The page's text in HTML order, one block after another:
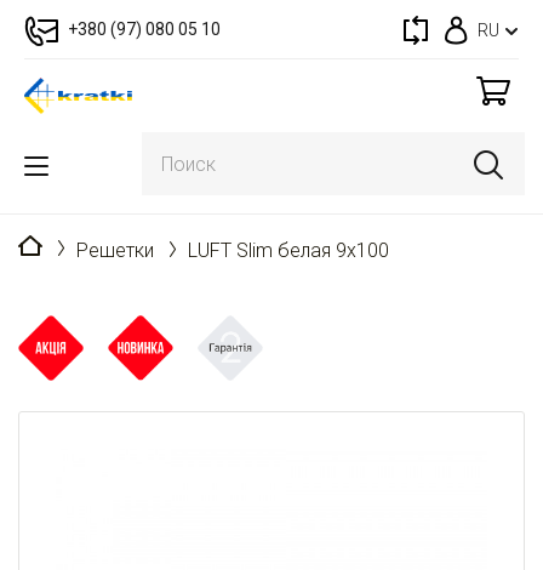
+380 (97) 080 05 10 RU
Главная
Решетки LUFT Slim белая 9x100